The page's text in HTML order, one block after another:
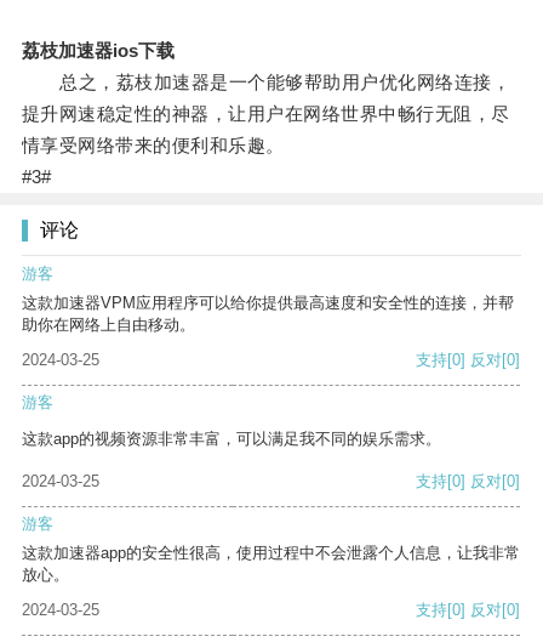
荔枝加速器ios下载
总之，荔枝加速器是一个能够帮助用户优化网络连接，
提升网速稳定性的神器，让用户在网络世界中畅行无阻，尽
情享受网络带来的便利和乐趣。
#3#
评论
游客
这款加速器VPM应用程序可以给你提供最高速度和安全性的连接，并帮
助你在网络上自由移动。
2024-03-25
支持[0] 反对[0]
游客
这款app的视频资源非常丰富，可以满足我不同的娱乐需求。
2024-03-25 支持[0] 反对[0]
游客
这款加速器app的安全性很高，使用过程中不会泄露个人信息，让我非常
放心。
2024-03-25
支持[0] 反对[0]